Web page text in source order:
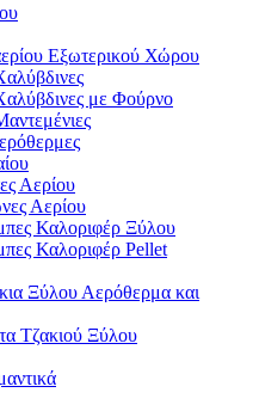
Εξωτερικού Χώρου
με Φούρνο
Αερίου
Αερίου
Καλοριφέρ Ξύλου
Καλοριφέρ Pellet
Ξύλου Αερόθερμα και
Τζακιού Ξύλου